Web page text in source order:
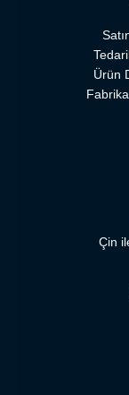
Ürün
Çin